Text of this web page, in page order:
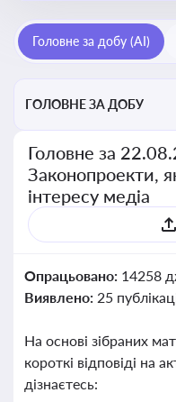
прийняття цих проектів пишуть в медіа.
викликають найбільше
Головне за добу (AI)
ГОЛОВНЕ ЗА ДОБУ
Головне за
Законопроекти,
інтересу медіа
Опрацьовано: 14258
Виявлено: 25
На основі зібраних
короткі відповіді на
дізнаєтесь: